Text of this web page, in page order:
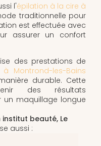
l'épilation à la cire à
traditionnelle pour
est effectuée avec
assurer un confort
des prestations de
Montrond-les-Bains
durable. Cette
des résultats
maquillage longue
institut beauté, Le
aussi :